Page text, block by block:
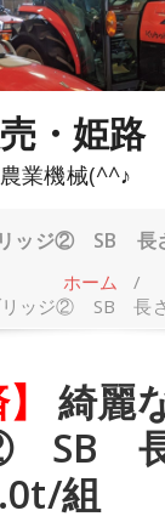
売・姫路
業機械(^^♪
リッジ② SB
ホーム /
リッジ② SB
綺麗
SB
組